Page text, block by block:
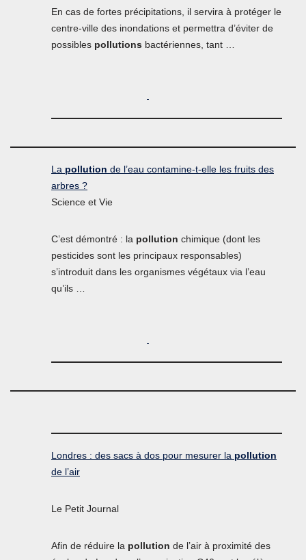
En cas de fortes précipitations, il servira à protéger le
centre-ville des inondations et permettra d’éviter de
possibles pollutions bactériennes, tant …
La pollution de l’eau contamine-t-elle les fruits des
arbres ?
Science et Vie
C’est démontré : la pollution chimique (dont les
pesticides sont les principaux responsables)
s’introduit dans les organismes végétaux via l’eau
qu’ils …
Londres : des sacs à dos pour mesurer la pollution
de l’air
Le Petit Journal
Afin de réduire la pollution de l’air à proximité des